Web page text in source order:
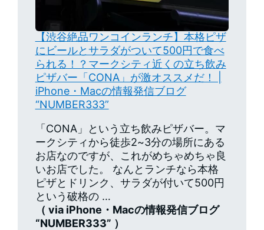
【渋谷絶品ワンコインランチ】本格ピザ
にビールとサラダがついて500円で食べ
られる！？マークシティ近くの立ち飲み
ピザバー「CONA」が激オススメだ！ |
iPhone・Macの情報発信ブログ
“NUMBER333”
「CONA」という立ち飲みピザバー。マ
ークシティから徒歩2~3分の場所にある
お店なのですが、これがめちゃめちゃ良
いお店でした。 なんとランチなら本格
ピザとドリンク、サラダが付いて500円
という破格の …
（ via iPhone・Macの情報発信ブログ
“NUMBER333” ）